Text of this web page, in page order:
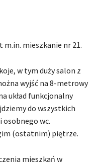
mieszkanie nr 21.
w tym duży salon z
wyjść na 8-metrowy
układ funkcjonalny
do wszystkich
osobnego wc.
(ostatnim) piętrze.
mieszkań w